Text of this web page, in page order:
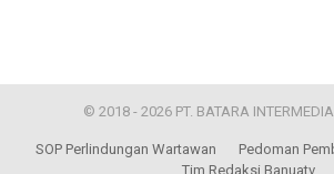
© 2018 - 2026 PT. BATARA
SOP Perlindungan Wartawan
Pedoman
Tim Redaksi Banuatv